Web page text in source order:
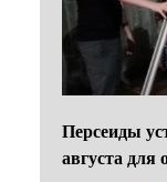
Персеиды
августа для